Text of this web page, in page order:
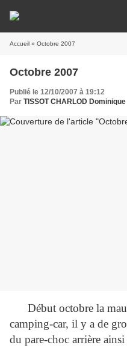
Accueil » Octobre 2007
Octobre 2007
Publié le 12/10/2007 à 19:12
Par TISSOT CHARLOD Dominique
Début octobre la
camping-car, il y a de
du pare-choc arrière